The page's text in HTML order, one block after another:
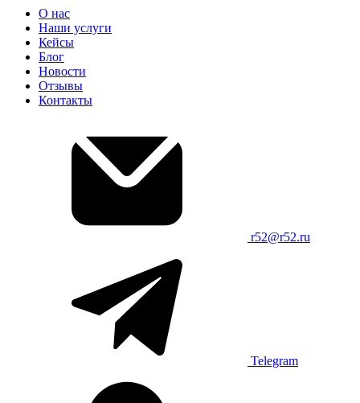
О нас
Наши услуги
Кейсы
Блог
Новости
Отзывы
Контакты
r52@r52.ru
Telegram